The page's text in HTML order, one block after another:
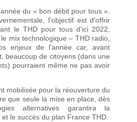
du « bon débit pour tous ».
l'objectif est d'offrir
le THD pour tous d'ici 2022,
mix technologique – THD radio,
enjeux de l'année car, avant
beaucoup de citoyens (dans une
pourraient même ne pas avoir
mobilisée pour la réouverture du
que seule la mise en place, dès
alternatives garantira la
le succès du plan France THD.